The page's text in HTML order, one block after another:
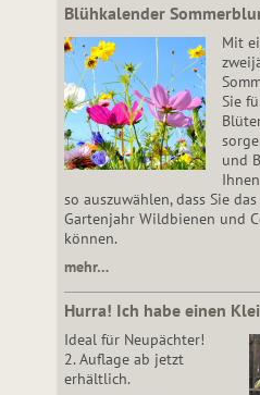
Blühkalender
Mit
Sie
und
so auszuwählen, dass Sie
Gartenjahr Wildbienen und
können.
mehr…
Hurra! Ich habe einen
Ideal für Neupächter!
2. Auflage ab jetzt
erhältlich.